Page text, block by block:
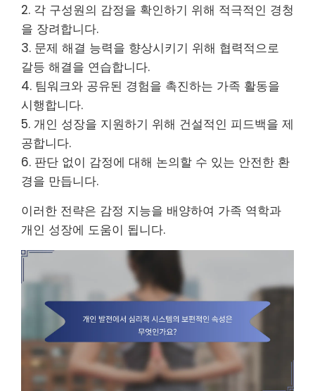
2. 각 구성원의 감정을 확인하기 위해 적극적인 경청
을 장려합니다.
3. 문제 해결 능력을 향상시키기 위해 협력적으로
갈등 해결을 연습합니다.
4. 팀워크와 공유된 경험을 촉진하는 가족 활동을
시행합니다.
5. 개인 성장을 지원하기 위해 건설적인 피드백을 제
공합니다.
6. 판단 없이 감정에 대해 논의할 수 있는 안전한 환
경을 만듭니다.
이러한 전략은 감정 지능을 배양하여 가족 역학과
개인 성장에 도움이 됩니다.